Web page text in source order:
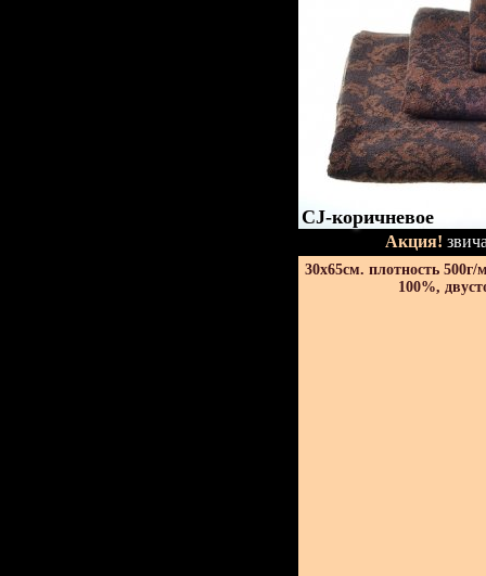
CJ-коричневое
Акция!
30х65см. плотность 500г/
100%,